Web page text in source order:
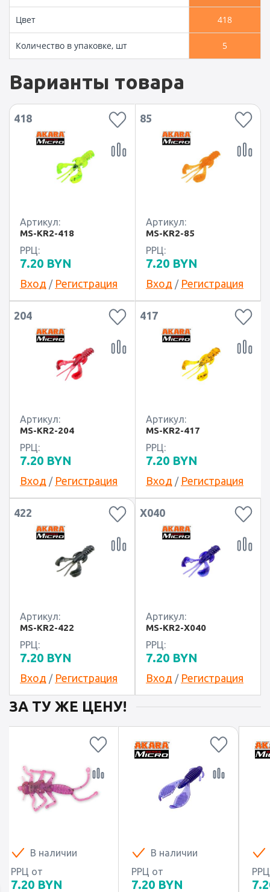
Цвет 418
Количество в упаковке, шт 5
Варианты товара
418
Артикул:
MS-KR2-418
РРЦ:
7.20 BYN
Вход / Регистрация
85
Артикул:
MS-KR2-85
РРЦ:
7.20 BYN
Вход / Регистрация
204
Артикул:
MS-KR2-204
РРЦ:
7.20 BYN
Вход / Регистрация
417
Артикул:
MS-KR2-417
РРЦ:
7.20 BYN
Вход / Регистрация
422
Артикул:
MS-KR2-422
РРЦ:
7.20 BYN
Вход / Регистрация
X040
Артикул:
MS-KR2-X040
РРЦ:
7.20 BYN
Вход / Регистрация
ЗА ТУ ЖЕ ЦЕНУ!
В наличии
РРЦ от
7.20 BYN
В наличии
РРЦ от
7.20 BYN